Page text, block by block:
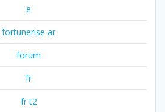
e
fortunerise ar
forum
fr
fr t2